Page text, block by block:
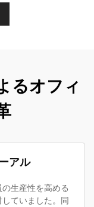
るオフィ
アル
生産性を高める
ていました。同